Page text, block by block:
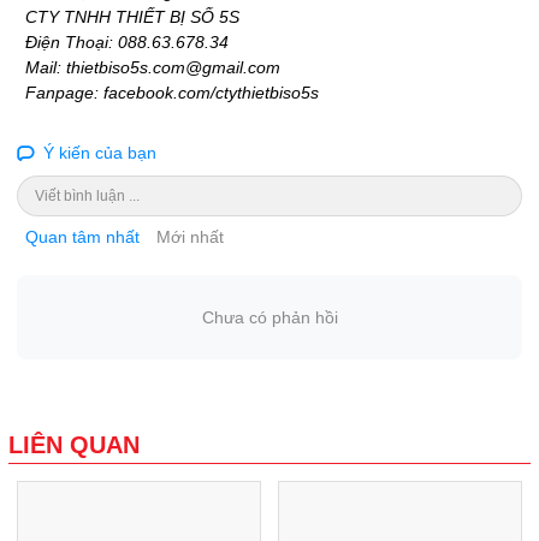
CTY TNHH THIẾT BỊ SỐ 5S
Điện Thoại: 088.63.678.34
Mail: thietbiso5s.com@gmail.com
Fanpage: facebook.com/ctythietbiso5s
Ý kiến của bạn
Viết bình luận ...
Quan tâm nhất Mới nhất
Chưa có phản hồi
LIÊN QUAN